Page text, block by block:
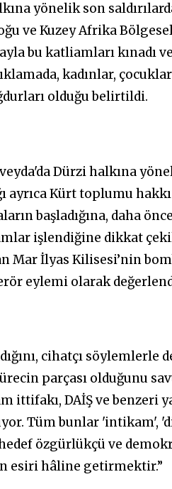
yönelik son
ve Kuzey Afrika
bu katliamları kınadı
kadınlar,
olduğu belirtildi.
Dürzi halkına
ayrıca Kürt toplumu
başladığına, daha
işlendiğine dikkat
Mar İlyas Kilisesi’nin
eylemi olarak
cihatçı söylemlerle
parçası olduğunu
ittifakı, DAİŞ ve benzeri
Tüm bunlar 'intikam',
özgürlükçü ve
esiri hâline getirmektir.”